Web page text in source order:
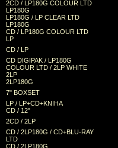
2CD / LP180G COLOUR LTD
LP180G
LP180G / LP CLEAR LTD
LP180G
CD / LP180G COLOUR LTD
LP
CD / LP
CD DIGIPAK / LP180G
COLOUR LTD / 2LP WHITE
2LP
2LP180G
7" BOXSET
LP / LP+CD+KNIHA
CD / 12"
2CD / 2LP
CD / 2LP180G / CD+BLU-RAY
LTD
CD / 2LP180G